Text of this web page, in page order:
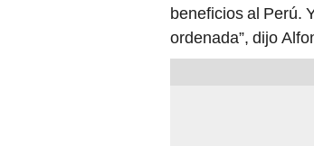
beneficios al Perú.
ordenada”, dijo